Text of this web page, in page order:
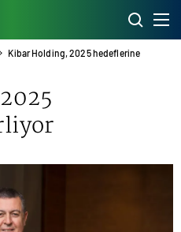
Kibar Holding, 2025 hedeflerine